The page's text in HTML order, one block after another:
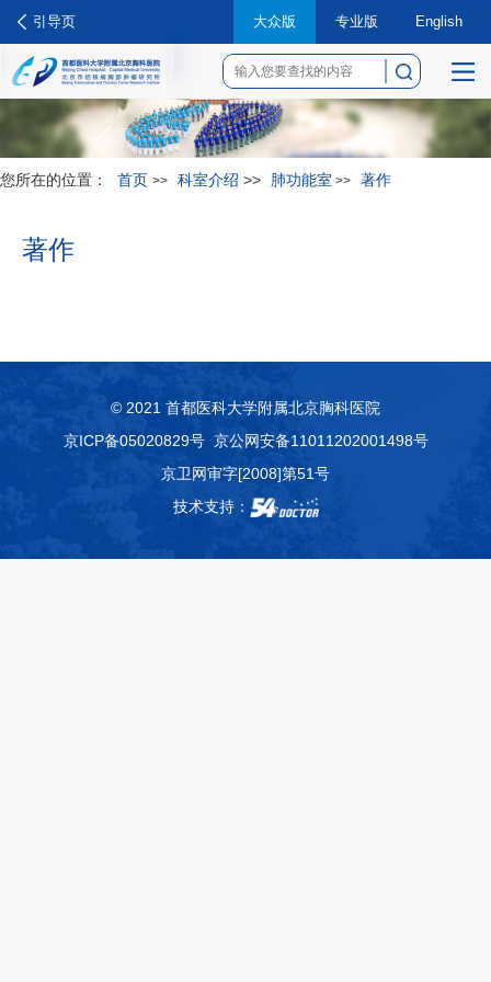
引导页 大众版 专业版 English
菜
您所在的位置： 首页 >> 科室介绍 >> 肺功能室 >> 著作
著作
© 2021 首都医科大学附属北京胸科医院
京ICP备05020829号京公网安备11011202001498号
京卫网审字[2008]第51号
技术支持：